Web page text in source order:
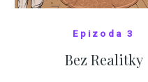
Epizoda 3
Bez Realitky